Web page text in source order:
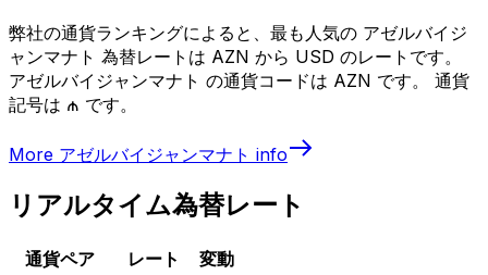
弊社の通貨ランキングによると、最も人気の アゼルバイジ
ャンマナト 為替レートは AZN から USD のレートです。
アゼルバイジャンマナト の通貨コードは AZN です。 通貨
記号は ₼ です。
More アゼルバイジャンマナト info
リアルタイム為替レート
通貨ペア レート
変動